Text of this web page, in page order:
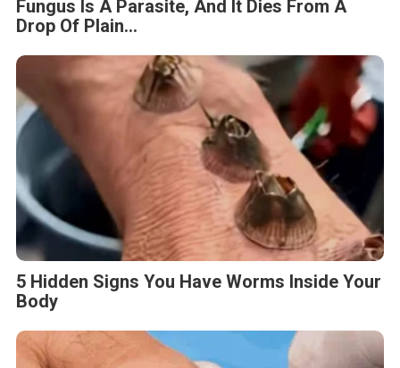
Fungus Is A Parasite, And It Dies From A
Drop Of Plain...
5 Hidden Signs You Have Worms Inside Your
Body